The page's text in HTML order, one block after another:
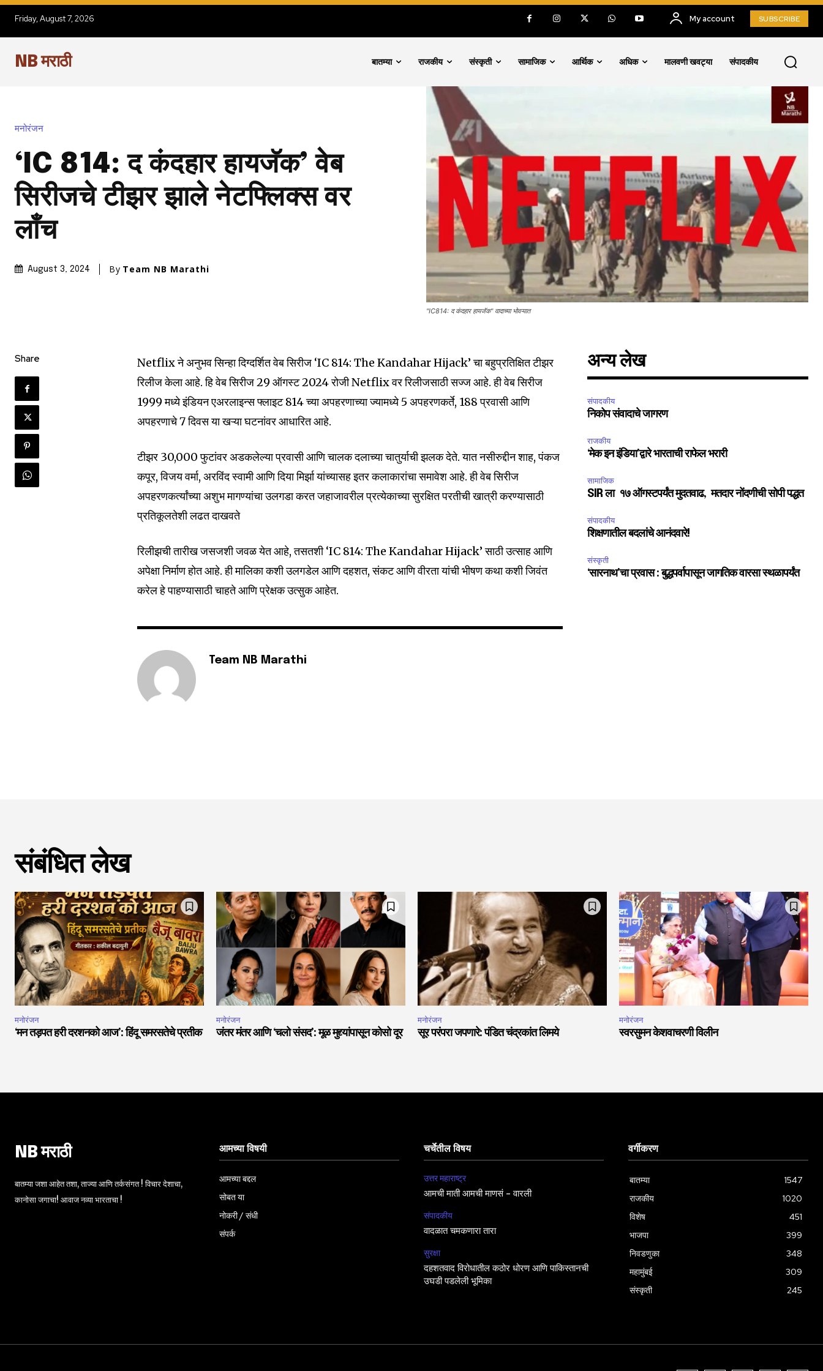
SUBSCRIBERS and be part
of the conversation.
To subscribe, simply enter your email address on our website or click
won't spam your inbox. Your information is safe with us.
SUBSCRIBE
Privacy Policy
75
Friday, August 7, 2026 My account SUBSCRIBE
NB मराठी बातम्या राजकीय संस्कृती सामाजिक आर्थिक अधिक मालवणी खवट्या संपादकीय
मनोरंजन
‘IC 814: द कंदहार हायजॅक’ वेब
सिरीजचे टीझर झाले नेटफ्लिक्स वर
लाँच
August 3, 2024 By Team NB Marathi
"IC814: द कंदहार हायजॅक" वादाच्या भोवऱ्यात
Share
Netflix ने अनुभव सिन्हा दिग्दर्शित वेब सिरीज ‘IC 814: The Kandahar Hijack’ चा बहुप्रतिक्षित टीझर
रिलीज केला आहे. हि वेब सिरीज 29 ऑगस्ट 2024 रोजी Netflix वर रिलीजसाठी सज्ज आहे. ही वेब सिरीज
1999 मध्ये इंडियन एअरलाइन्स फ्लाइट 814 च्या अपहरणाच्या ज्यामध्ये 5 अपहरणकर्ते, 188 प्रवासी आणि
अपहरणाचे 7 दिवस या खऱ्या घटनांवर आधारित आहे.
टीझर 30,000 फुटांवर अडकलेल्या प्रवासी आणि चालक दलाच्या चातुर्याची झलक देते. यात नसीरुद्दीन शाह, पंकज
कपूर, विजय वर्मा, अरविंद स्वामी आणि दिया मिर्झा यांच्यासह इतर कलाकारांचा समावेश आहे. ही वेब सिरीज
अपहरणकर्त्यांच्या अशुभ मागण्यांचा उलगडा करत जहाजावरील प्रत्येकाच्या सुरक्षित परतीची खात्री करण्यासाठी
प्रतिकूलतेशी लढत दाखवते
रिलीझची तारीख जसजशी जवळ येत आहे, तसतशी ‘IC 814: The Kandahar Hijack’ साठी उत्साह आणि
अपेक्षा निर्माण होत आहे. ही मालिका कशी उलगडेल आणि दहशत, संकट आणि वीरता यांची भीषण कथा कशी जिवंत
करेल हे पाहण्यासाठी चाहते आणि प्रेक्षक उत्सुक आहेत.
Team NB Marathi
अन्य लेख
संपादकीय
निकोप संवादाचे जागरण
राजकीय
‘मेक इन इंडिया’द्वारे भारताची राफेल भरारी
सामाजिक
SIR ला १७ ऑगस्टपर्यंत मुदतवाढ, मतदार नोंदणीची सोपी पद्धत
संपादकीय
शिक्षणातील बदलांचे आनंदवारे!
संस्कृती
‘सारनाथ’चा प्रवास : बुद्धपर्वापासून जागतिक वारसा स्थळापर्यंत
संबंधित लेख
मनोरंजन
‘मन तड़पत हरी दरशनको आज’: हिंदू समरसतेचे प्रतीक
मनोरंजन
जंतर मंतर आणि ‘चलो संसद’: मूळ मुद्द्यांपासून कोसो दूर
मनोरंजन
सूर परंपरा जपणारे: पंडित चंद्रकांत लिमये
मनोरंजन
स्वरसुमन केशवाचरणी विलीन
NB मराठी
बातम्या जशा आहेत तशा, ताज्या आणि तर्कसंगत ! विचार देशाचा,
कानोसा जगाचा! आवाज नव्या भारताचा !
आमच्या विषयी
आमच्या बद्दल
सोबत या
नोकरी / संधी
संपर्क
चर्चेतील विषय
उत्तर महाराष्ट्र
आमची माती आमची माणसं – वारली
संपादकीय
वादळात चमकणारा तारा
सुरक्षा
दहशतवाद विरोधातील कठोर धोरण आणि पाकिस्तानची
उघडी पडलेली भूमिका
वर्गीकरण
बातम्या
1547
राजकीय
1020
विशेष
451
भाजपा
399
निवडणुका
348
महामुंबई
309
संस्कृती
245